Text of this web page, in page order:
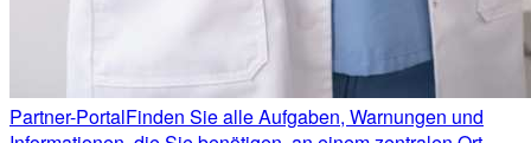
Partner-PortalFinden Sie alle Aufgaben, Warnungen und